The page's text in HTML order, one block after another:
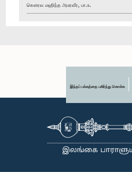
கௌரவ மஹிந்த அமரவீர, பா.உ.
இந்தப் பக்கத்தை பகிர்ந்து கொள்க